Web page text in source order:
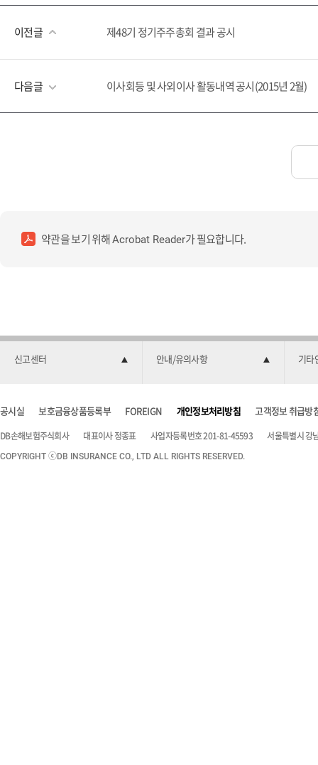
이전글 제48기 정기주주총회 결과 공시
다음글 이사회등 및 사외이사 활동내역 공시(2015년 2월)
약관을 보기 위해Acrobat Reader가 필요합니다.
신고센터 안내/유의사항 기타
공시실 보호금융상품등록부 FOREIGN 개인정보처리방침 고객정보 취급방
DB손해보험주식회사 대표이사 정종표 사업자등록번호 201-81-45593 서울특별시 강
COPYRIGHT ⓒDB INSURANCE CO., LTD ALL RIGHTS RESERVED.